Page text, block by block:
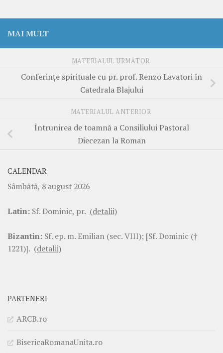
MAI MULT
MATERIALUL URMĂTOR
Conferințe spirituale cu pr. prof. Renzo Lavatori în
Catedrala Blajului
MATERIALUL ANTERIOR
Întrunirea de toamnă a Consiliului Pastoral
Diecezan la Roman
CALENDAR
Sâmbătă, 8 august 2026
Latin: Sf. Dominic, pr. (detalii)
Bizantin: Sf. ep. m. Emilian (sec. VIII); [Sf. Dominic (†
1221)]. (detalii)
PARTENERI
ARCB.ro
BisericaRomanaUnita.ro